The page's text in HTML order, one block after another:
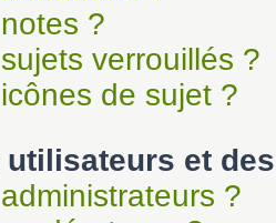
?
verrouillés ?
de sujet ?
et
?